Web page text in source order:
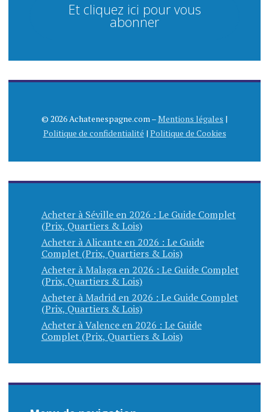
Et cliquez ici pour vous
abonner
© 2026 Achatenespagne.com –Mentions légales |
Politique de confidentialité | Politique de Cookies
Acheter à Séville en 2026 : Le Guide Complet
(Prix, Quartiers & Lois)
Acheter à Alicante en 2026 : Le Guide
Complet (Prix, Quartiers & Lois)
Acheter à Malaga en 2026 : Le Guide Complet
(Prix, Quartiers & Lois)
Acheter à Madrid en 2026 : Le Guide Complet
(Prix, Quartiers & Lois)
Acheter à Valence en 2026 : Le Guide
Complet (Prix, Quartiers & Lois)